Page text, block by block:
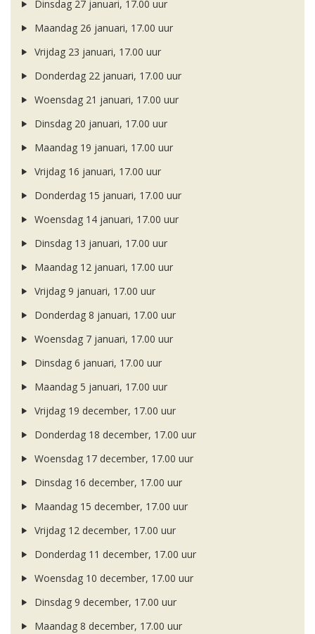
Dinsdag 27 januari, 17.00 uur
Maandag 26 januari, 17.00 uur
Vrijdag 23 januari, 17.00 uur
Donderdag 22 januari, 17.00 uur
Woensdag 21 januari, 17.00 uur
Dinsdag 20 januari, 17.00 uur
Maandag 19 januari, 17.00 uur
Vrijdag 16 januari, 17.00 uur
Donderdag 15 januari, 17.00 uur
Woensdag 14 januari, 17.00 uur
Dinsdag 13 januari, 17.00 uur
Maandag 12 januari, 17.00 uur
Vrijdag 9 januari, 17.00 uur
Donderdag 8 januari, 17.00 uur
Woensdag 7 januari, 17.00 uur
Dinsdag 6 januari, 17.00 uur
Maandag 5 januari, 17.00 uur
Vrijdag 19 december, 17.00 uur
Donderdag 18 december, 17.00 uur
Woensdag 17 december, 17.00 uur
Dinsdag 16 december, 17.00 uur
Maandag 15 december, 17.00 uur
Vrijdag 12 december, 17.00 uur
Donderdag 11 december, 17.00 uur
Woensdag 10 december, 17.00 uur
Dinsdag 9 december, 17.00 uur
Maandag 8 december, 17.00 uur